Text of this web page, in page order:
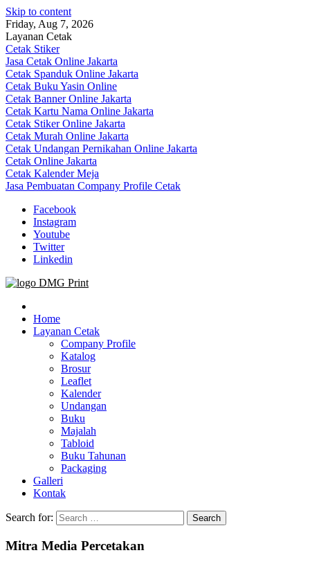
Skip to content
Friday, Aug 7, 2026
Layanan Cetak
Cetak Stiker
Jasa Cetak Online Jakarta
Cetak Spanduk Online Jakarta
Cetak Buku Yasin Online
Cetak Banner Online Jakarta
Cetak Kartu Nama Online Jakarta
Cetak Stiker Online Jakarta
Cetak Murah Online Jakarta
Cetak Undangan Pernikahan Online Jakarta
Cetak Online Jakarta
Cetak Kalender Meja
Jasa Pembuatan Company Profile Cetak
Facebook
Instagram
Youtube
Twitter
Linkedin
Jasa Cetak Online DMG Printing
Home
Layanan Cetak
Company Profile
Katalog
Brosur
Leaflet
Kalender
Undangan
Buku
Majalah
Tabloid
Buku Tahunan
Packaging
Galleri
Kontak
Search for:
Mitra Media Percetakan